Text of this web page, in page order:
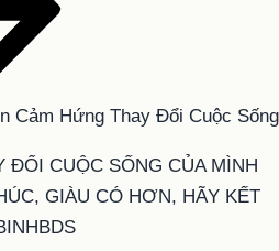
ĐỔI CUỘC SỐNG CỦA MÌNH
GIÀU CÓ HƠN, HÃY KẾT